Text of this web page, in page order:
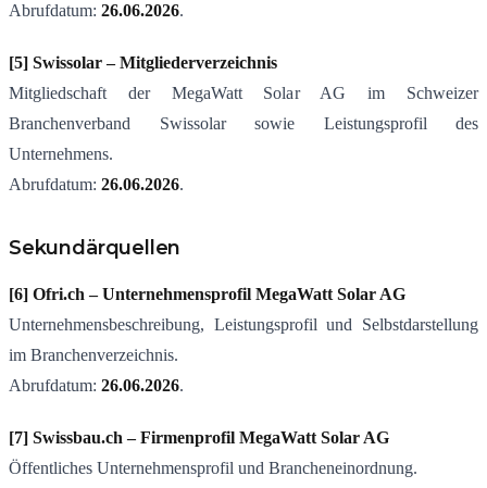
Abrufdatum: 26.06.2026.
[5] Swissolar – Mitgliederverzeichnis
Mitgliedschaft der MegaWatt Solar AG im Schweizer
Branchenverband Swissolar sowie Leistungsprofil des
Unternehmens.
Abrufdatum: 26.06.2026.
Sekundärquellen
[6] Ofri.ch – Unternehmensprofil MegaWatt Solar AG
Unternehmensbeschreibung, Leistungsprofil und Selbstdarstellung
im Branchenverzeichnis.
Abrufdatum: 26.06.2026.
[7] Swissbau.ch – Firmenprofil MegaWatt Solar AG
Öffentliches Unternehmensprofil und Brancheneinordnung.